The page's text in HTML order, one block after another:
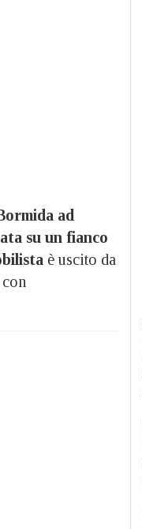
ad
su un fianco
è uscito da